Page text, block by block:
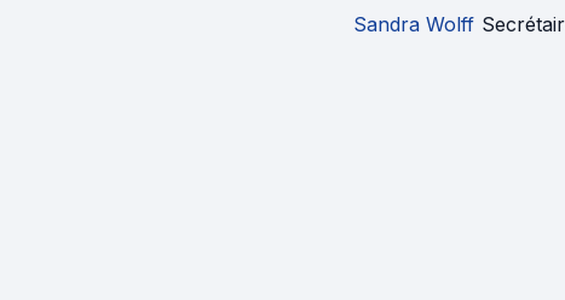
Sandra Wolff